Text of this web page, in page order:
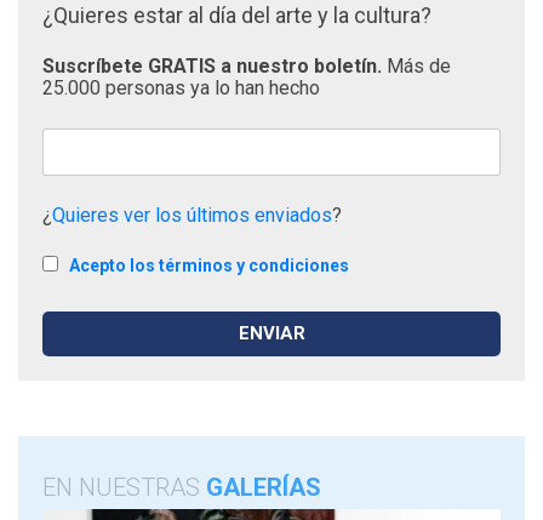
¿Quieres estar al día del arte y la cultura?
Suscríbete GRATIS a nuestro boletín. Más de
25.000 personas ya lo han hecho
¿Quieres ver los últimos enviados?
Acepto los términos y condiciones
EN NUESTRAS GALERÍAS